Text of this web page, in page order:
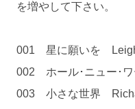
を増やして下さい。
001 星に願いを
002 ホール･ニュー･
003 小さな世界